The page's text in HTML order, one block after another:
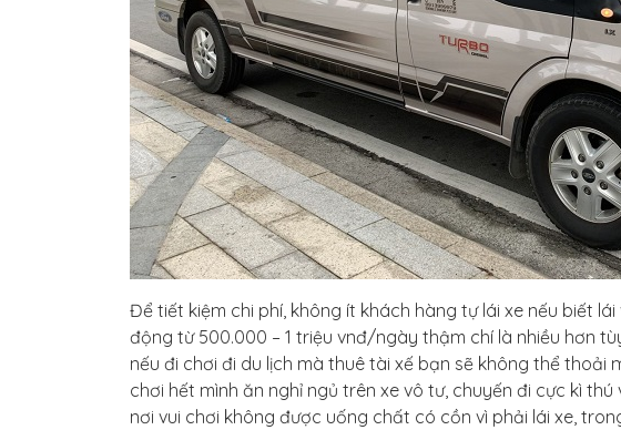
Để tiết kiệm chi phí, không ít khách hàng tự lái xe nếu biết
động từ 500.000 – 1 triệu vnđ/ngày thậm chí là nhiều hơn
nếu đi chơi đi du lịch mà thuê tài xế bạn sẽ không thể thoải
chơi hết mình ăn nghỉ ngủ trên xe vô tư, chuyến đi cực kì
nơi vui chơi không được uống chất có cồn vì phải lái xe,